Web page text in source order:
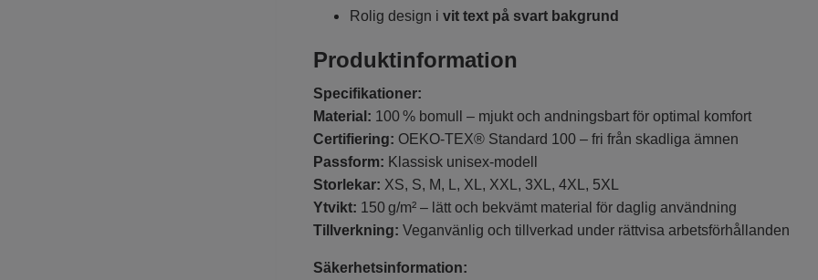
Rolig design i vit text på svart bakgrund
Produktinformation
Specifikationer:
Material: 100 % bomull – mjukt och andningsbart för optimal komfort
Certifiering: OEKO-TEX® Standard 100 – fri från skadliga ämnen
Passform: Klassisk unisex-modell
Storlekar: XS, S, M, L, XL, XXL, 3XL, 4XL, 5XL
Ytvikt: 150 g/m² – lätt och bekvämt material för daglig användning
Tillverkning: Veganvänlig och tillverkad under rättvisa arbetsförhållanden
Säkerhetsinformation: